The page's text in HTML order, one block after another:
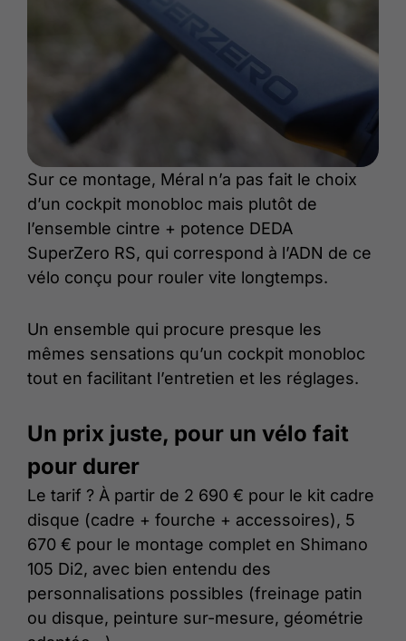
Sur ce montage, Méral n’a pas fait le choix
d’un cockpit monobloc mais plutôt de
l’ensemble cintre + potence DEDA
SuperZero RS, qui correspond à l’ADN de ce
vélo conçu pour rouler vite longtemps.
Un ensemble qui procure presque les
mêmes sensations qu’un cockpit monobloc
tout en facilitant l’entretien et les réglages.
Un prix juste, pour un vélo fait
pour durer
Le tarif ? À partir de 2 690 € pour le kit cadre
disque (cadre + fourche + accessoires), 5
670 € pour le montage complet en Shimano
105 Di2, avec bien entendu des
personnalisations possibles (freinage patin
ou disque, peinture sur-mesure, géométrie